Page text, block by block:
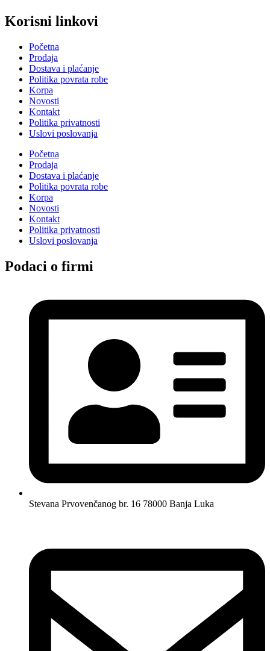
Korisni linkovi
Početna
Prodaja
Dostava i plaćanje
Politika povrata robe
Korpa
Novosti
Kontakt
Politika privatnosti
Uslovi poslovanja
Početna
Prodaja
Dostava i plaćanje
Politika povrata robe
Korpa
Novosti
Kontakt
Politika privatnosti
Uslovi poslovanja
Podaci o firmi
Stevana Prvovenčanog br. 16 78000 Banja Luka